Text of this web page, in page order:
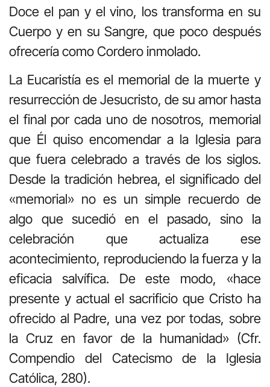
Doce el pan y el vino, los transforma en su
Cuerpo y en su Sangre, que poco después
ofrecería como Cordero inmolado.
La Eucaristía es el memorial de la muerte y
resurrección de Jesucristo, de su amor hasta
el final por cada uno de nosotros, memorial
que Él quiso encomendar a la Iglesia para
que fuera celebrado a través de los siglos.
Desde la tradición hebrea, el significado del
«memorial» no es un simple recuerdo de
algo que sucedió en el pasado, sino la
celebración que actualiza ese
acontecimiento, reproduciendo la fuerza y la
eficacia salvífica. De este modo, «hace
presente y actual el sacrificio que Cristo ha
ofrecido al Padre, una vez por todas, sobre
la Cruz en favor de la humanidad» (Cfr.
Compendio del Catecismo de la Iglesia
Católica, 280).